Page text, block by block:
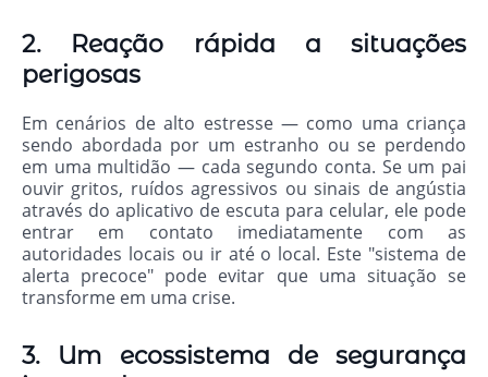
2. Reação rápida a situações
perigosas
Em cenários de alto estresse — como uma criança
sendo abordada por um estranho ou se perdendo
em uma multidão — cada segundo conta. Se um pai
ouvir gritos, ruídos agressivos ou sinais de angústia
através do aplicativo de escuta para celular, ele pode
entrar em contato imediatamente com as
autoridades locais ou ir até o local. Este "sistema de
alerta precoce" pode evitar que uma situação se
transforme em uma crise.
3. Um ecossistema de segurança